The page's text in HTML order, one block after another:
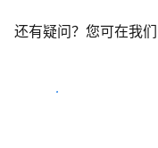
还有疑问？您可在我
开始迎客